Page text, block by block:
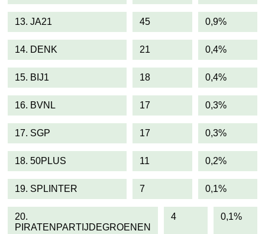
13. JA21 45 0,9%
14. DENK 21 0,4%
15. BIJ1 18 0,4%
16. BVNL 17 0,3%
17. SGP 17 0,3%
18. 50PLUS 11 0,2%
19. SPLINTER 7 0,1%
20.
PIRATENPARTIJDEGROENEN
4 0,1%